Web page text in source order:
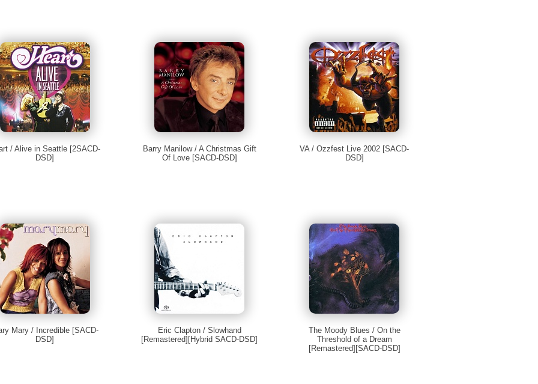
/ Alive in Seattle [2SACD-
DSD]
Barry Manilow / A Christmas Gift
Of Love [SACD-DSD]
VA / Ozzfest Live 2002 [SACD-
DSD]
Mary / Incredible [SACD-
DSD]
Eric Clapton / Slowhand
[Remastered][Hybrid SACD-DSD]
The Moody Blues / On the
Threshold of a Dream
[Remastered][SACD-DSD]